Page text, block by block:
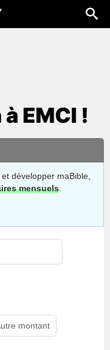
développer maBible,
mensuels.
montant